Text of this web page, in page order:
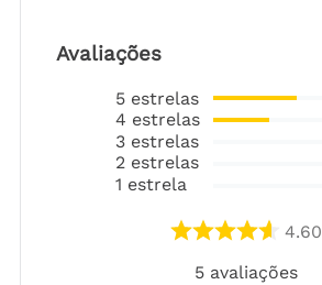
Avaliações
5 estrelas
4 estrelas
3 estrelas
2 estrelas
1 estrela
4.60
5 avaliações